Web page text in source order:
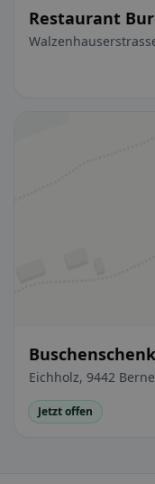
Restaurant
Eichholz, 9442
Jetzt offen